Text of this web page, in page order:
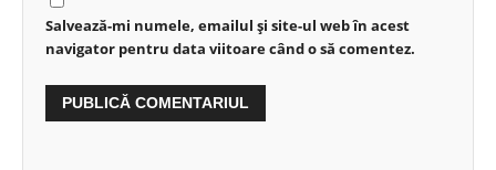
Salvează-mi numele, emailul și site-ul web în acest
navigator pentru data viitoare când o să comentez.